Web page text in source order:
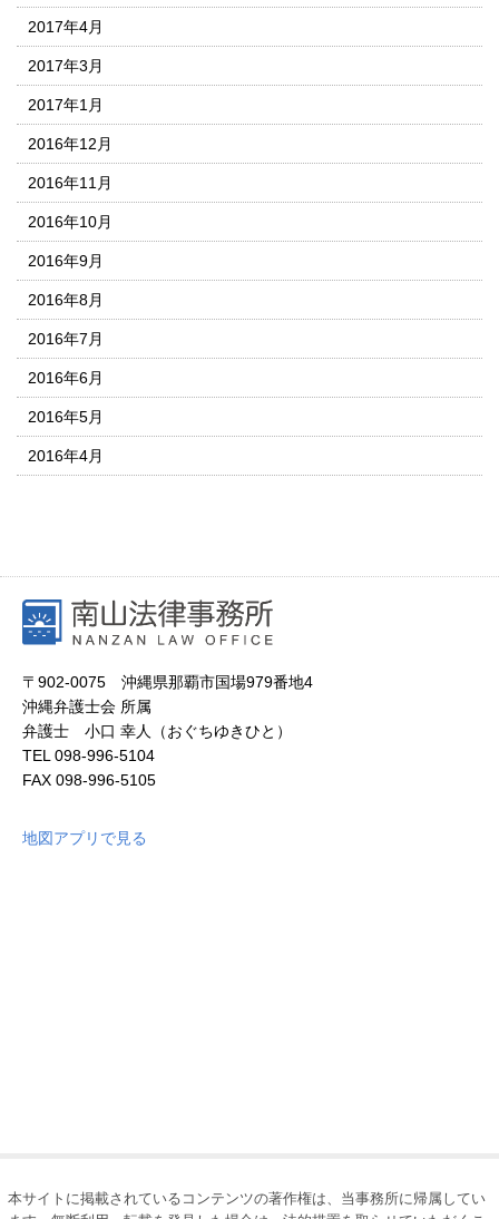
2017年4月
2017年3月
2017年1月
2016年12月
2016年11月
2016年10月
2016年9月
2016年8月
2016年7月
2016年6月
2016年5月
2016年4月
〒902-0075 沖縄県那覇市国場979番地4
沖縄弁護士会 所属
弁護士 小口 幸人（おぐちゆきひと）
TEL 098-996-5104
FAX 098-996-5105
地図アプリで見る
本サイトに掲載されているコンテンツの著作権は、当事務所に帰属してい